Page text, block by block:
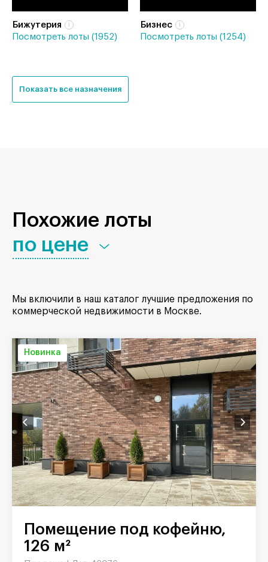
Бижутерия
Посмотреть лоты (1952)
Бизнес
Посмотреть лоты (1254)
Показать все назначения
Похожие лоты
по цене
Мы включили в наш каталог лучшие предложения по
коммерческой недвижимости в Москве.
Новинка
Помещение под кофейню,
126 м²